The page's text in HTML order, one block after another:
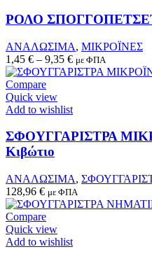
product
has
multiple
variants.
The
options
may
be
chosen
on
the
product
ΡΟΛΟ
ΑΝΑΛΩΣΙΜΑ, ΜΙΚΡΟΪΝΕΣ
1,45 € – 9,35 € με ΦΠΑ
Compare
Quick view
Add to wishlist
product
has
multiple
The
options
may
be
chosen
on
ΣΦΟΥΓΓΑΡΙΣΤΡΑ
Κιβώτιο
ΑΝΑΛΩΣΙΜΑ,
128,96 € με ΦΠΑ
Compare
Quick view
Add to wishlist